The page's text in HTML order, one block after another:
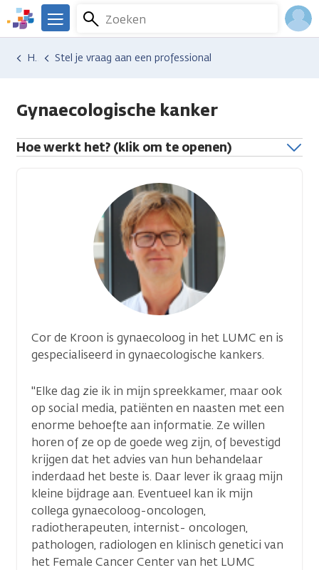
Overslaan
en
naar
We
er
Kanker.nl
Zoeken
Menu
Hulp en ondersteuning Stel je vraag aan een professional
Gynaecologische kanker
Hoe werkt het? (klik om te openen)
Cor de Kroon is gynaecoloog in het LUMC en is
gespecialiseerd in gynaecologische kankers.
"Elke dag zie ik in mijn spreekkamer, maar ook
op social media, patiënten en naasten met een
enorme behoefte aan informatie. Ze willen
horen of ze op de goede weg zijn, of bevestigd
krijgen dat het advies van hun behandelaar
inderdaad het beste is. Daar lever ik graag mijn
kleine bijdrage aan. Eventueel kan ik mijn
collega gynaecoloog-oncologen,
radiotherapeuten, internist- oncologen,
pathologen, radiologen en klinisch genetici van
het Female Cancer Center van het LUMC